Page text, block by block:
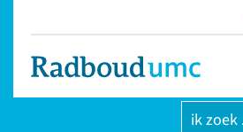
ik zoek